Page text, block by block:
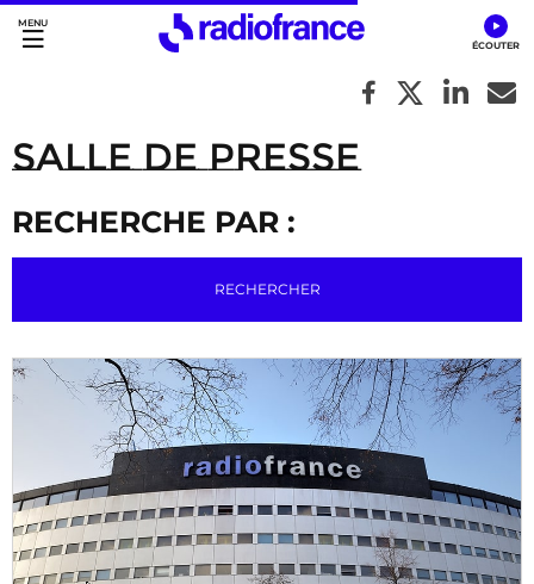
Accès direct :
Menu principal
Contenu
Salle de Presse
RECHERCHE PAR :
RECHERCHER